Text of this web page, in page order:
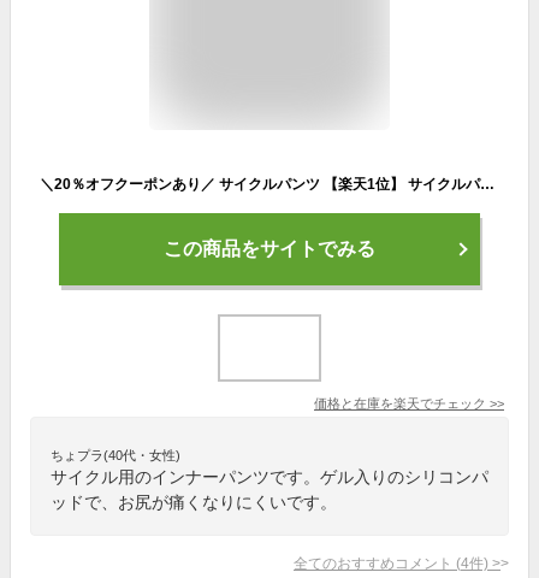
＼20％オフクーポンあり／ サイクルパンツ 【楽天1位】 サイクルパンツ メンズ インナーパンツ 青パッド サイクリングパンツ ゲル入り サイクルウェア 自転車 シリコンパッド お尻が痛くない ロードバイク クロスバイク メッシュ レーサーパンツ 衝撃吸収
この商品をサイトでみる
価格と在庫を楽天でチェック >>
ちょプラ(40代・女性)
サイクル用のインナーパンツです。ゲル入りのシリコンパ
ッドで、お尻が痛くなりにくいです。
全てのおすすめコメント (4件) >